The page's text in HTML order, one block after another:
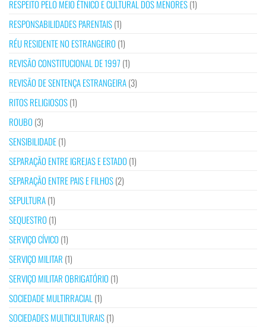
RESPEITO PELO MEIO ÉTNICO E CULTURAL DOS MENORES(1)
RESPONSABILIDADES PARENTAIS(1)
RÉU RESIDENTE NO ESTRANGEIRO (1)
REVISÃO CONSTITUCIONAL DE 1997 (1)
REVISÃO DE SENTENÇA ESTRANGEIRA(3)
RITOS RELIGIOSOS(1)
ROUBO (3)
SENSIBILIDADE(1)
SEPARAÇÃO ENTRE IGREJAS E ESTADO (1)
SEPARAÇÃO ENTRE PAIS E FILHOS(2)
SEPULTURA(1)
SEQUESTRO (1)
SERVIÇO CÍVICO (1)
SERVIÇO MILITAR (1)
SERVIÇO MILITAR OBRIGATÓRIO (1)
SOCIEDADE MULTIRRACIAL (1)
SOCIEDADES MULTICULTURAIS(1)